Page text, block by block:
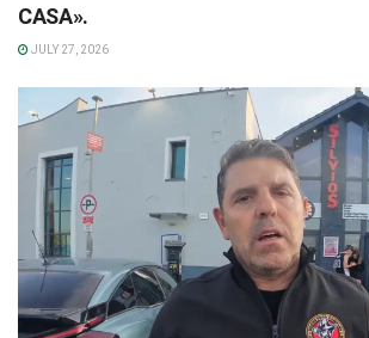
CASA».
JULY 27, 2026